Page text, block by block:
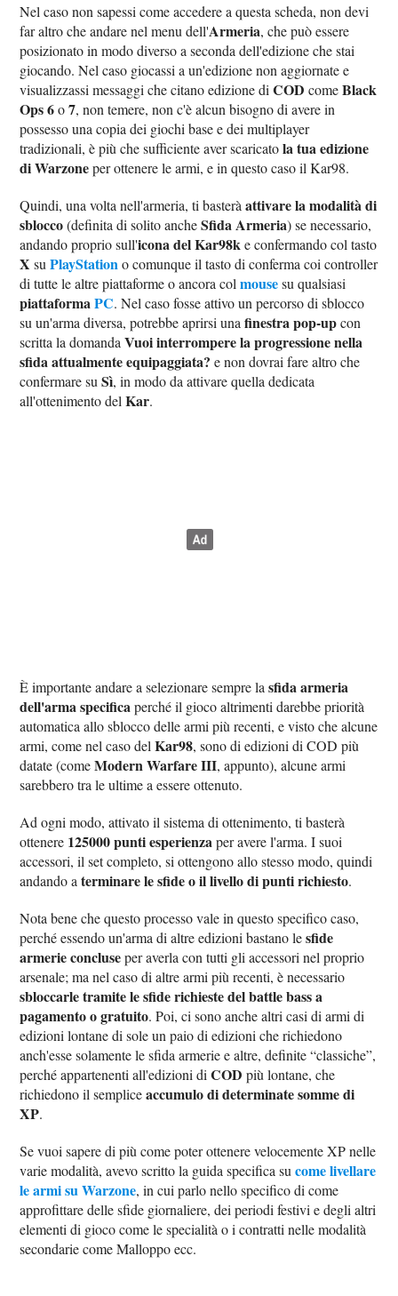
Nel caso non sapessi come accedere a questa scheda, non devi
far altro che andare nel menu dell'Armeria, che può essere
posizionato in modo diverso a seconda dell'edizione che stai
giocando. Nel caso giocassi a un'edizione non aggiornate e
visualizzassi messaggi che citano edizione diCOD comeBlack
Ops 6o7, non temere, non c'è alcun bisogno di avere in
possesso una copia dei giochi base e dei multiplayer
tradizionali, è più che sufficiente aver scaricatola tua edizione
di Warzoneper ottenere le armi, e in questo caso il Kar98.
Quindi, una volta nell'armeria, ti basteràattivare la modalità di
sblocco(definita di solito ancheSfida Armeria) se necessario,
andando proprio sull'icona del Kar98ke confermando col tasto
X suPlayStationo comunque il tasto di conferma coi controller
di tutte le altre piattaforme o ancora colmousesu qualsiasi
piattaformaPC. Nel caso fosse attivo un percorso di sblocco
su un'arma diversa, potrebbe aprirsi unafinestra pop-upcon
scritta la domandaVuoi interrompere la progressione nella
sfida attualmente equipaggiata? e non dovrai fare altro che
confermare suSì, in modo da attivare quella dedicata
all'ottenimento delKar.
È importante andare a selezionare sempre lasfida armeria
dell'arma specificaperché il gioco altrimenti darebbe priorità
automatica allo sblocco delle armi più recenti, e visto che alcune
armi, come nel caso delKar98, sono di edizioni di COD più
datate (comeModern Warfare III, appunto), alcune armi
sarebbero tra le ultime a essere ottenuto.
Ad ogni modo, attivato il sistema di ottenimento, ti basterà
ottenere 125000 punti esperienzaper avere l'arma. I suoi
accessori, il set completo, si ottengono allo stesso modo, quindi
andando aterminare le sfide o il livello di punti richiesto.
Nota bene che questo processo vale in questo specifico caso,
perché essendo un'arma di altre edizioni bastano lesfide
armerie concluseper averla con tutti gli accessori nel proprio
arsenale; ma nel caso di altre armi più recenti, è necessario
sbloccarle tramite le sfide richieste del battle bass a
pagamento o gratuito. Poi, ci sono anche altri casi di armi di
edizioni lontane di sole un paio di edizioni che richiedono
anch'esse solamente le sfida armerie e altre, definite “classiche”,
perché appartenenti all'edizioni diCOD più lontane, che
richiedono il sempliceaccumulo di determinate somme di
XP.
Se vuoi sapere di più come poter ottenere velocemente XP nelle
varie modalità, avevo scritto la guida specifica sucome livellare
le armi su Warzone, in cui parlo nello specifico di come
approfittare delle sfide giornaliere, dei periodi festivi e degli altri
elementi di gioco come le specialità o i contratti nelle modalità
secondarie come Malloppo ecc.